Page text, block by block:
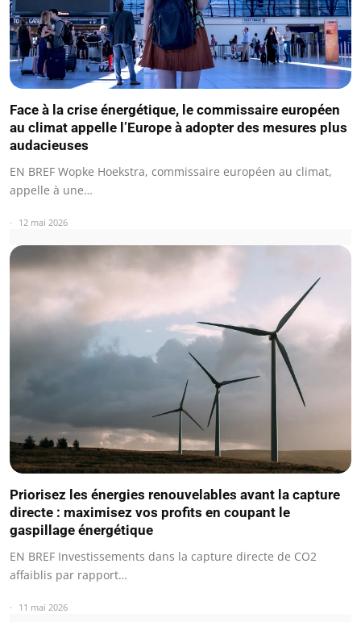
Face à la crise énergétique, le commissaire européen
au climat appelle l’Europe à adopter des mesures plus
audacieuses
EN BREF Wopke Hoekstra, commissaire européen au climat,
appelle à une…
12 mai 2026
Priorisez les énergies renouvelables avant la capture
directe : maximisez vos profits en coupant le
gaspillage énergétique
EN BREF Investissements dans la capture directe de CO2
affaiblis par rapport…
11 mai 2026